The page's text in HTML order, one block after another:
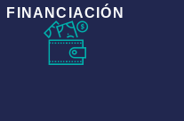
FINANCIACIÓN